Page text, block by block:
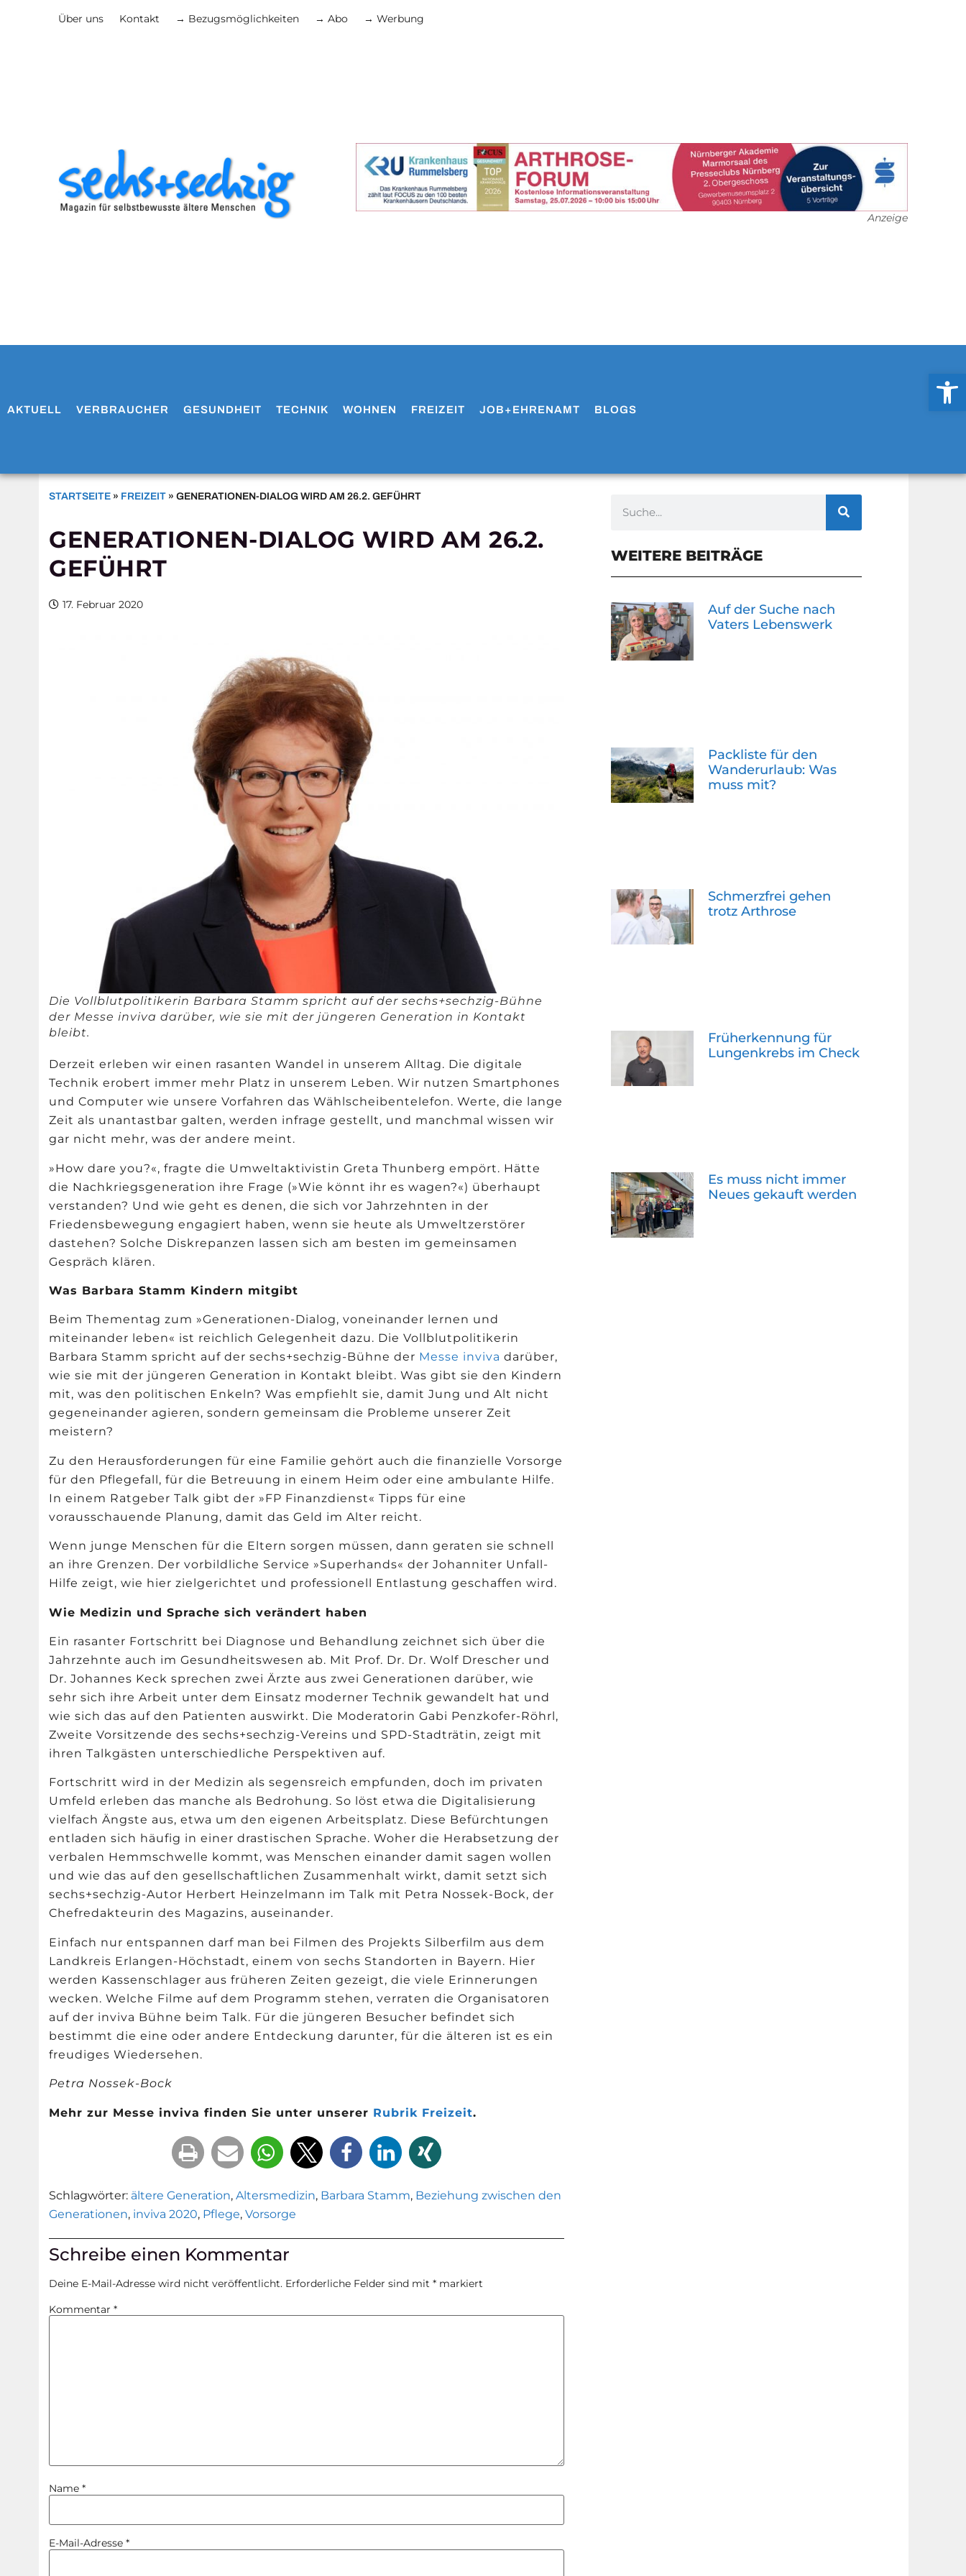
Über uns Kontakt → Bezugsmöglichkeiten → Abo → Werbung
Anzeige
AKTUELL VERBRAUCHER GESUNDHEIT TECHNIK WOHNEN FREIZEIT JOB+EHRENAMT BLOGS
STARTSEITE » FREIZEIT »GENERATIONEN-DIALOG WIRD AM 26.2. GEFÜHRT
GENERATIONEN-DIALOG WIRD AM 26.2.
GEFÜHRT
17. Februar 2020
Die Vollblutpolitikerin Barbara Stamm spricht auf der sechs+sechzig-Bühne
der Messe inviva darüber, wie sie mit der jüngeren Generation in Kontakt
bleibt.
Derzeit erleben wir einen rasanten Wandel in unserem Alltag. Die digitale
Technik erobert immer mehr Platz in unserem Leben. Wir nutzen Smartphones
und Computer wie unsere Vorfahren das Wählscheibentelefon. Werte, die lange
Zeit als unantastbar galten, werden infrage gestellt, und manchmal wissen wir
gar nicht mehr, was der andere meint.
»How dare you?«, fragte die Umweltaktivistin Greta Thunberg empört. Hätte
die Nachkriegsgeneration ihre Frage (»Wie könnt ihr es wagen?«) überhaupt
verstanden? Und wie geht es denen, die sich vor Jahrzehnten in der
Friedensbewegung engagiert haben, wenn sie heute als Umweltzerstörer
dastehen? Solche Diskrepanzen lassen sich am besten im gemeinsamen
Gespräch klären.
Was Barbara Stamm Kindern mitgibt
Beim Thementag zum »Generationen-Dialog, voneinander lernen und
miteinander leben« ist reichlich Gelegenheit dazu. Die Vollblutpolitikerin
Barbara Stamm spricht auf der sechs+sechzig-Bühne der Messe inviva darüber,
wie sie mit der jüngeren Generation in Kontakt bleibt. Was gibt sie den Kindern
mit, was den politischen Enkeln? Was empfiehlt sie, damit Jung und Alt nicht
gegeneinander agieren, sondern gemeinsam die Probleme unserer Zeit
meistern?
Zu den Herausforderungen für eine Familie gehört auch die finanzielle Vorsorge
für den Pflegefall, für die Betreuung in einem Heim oder eine ambulante Hilfe.
In einem Ratgeber Talk gibt der »FP Finanzdienst«Tipps für eine
vorausschauende Planung, damit das Geld im Alter reicht.
Wenn junge Menschen für die Eltern sorgen müssen, dann geraten sie schnell
an ihre Grenzen. Der vorbildliche Service »Superhands«der Johanniter Unfall-
Hilfe zeigt, wie hier zielgerichtet und professionell Entlastung geschaffen wird.
Wie Medizin und Sprache sich verändert haben
Ein rasanter Fortschritt bei Diagnose und Behandlung zeichnet sich über die
Jahrzehnte auch im Gesundheitswesen ab. Mit Prof. Dr. Dr. Wolf Drescher und
Dr. Johannes Keck sprechen zweiÄrzte aus zwei Generationen darüber, wie
sehr sich ihre Arbeit unter dem Einsatz moderner Technik gewandelt hat und
wie sich das auf den Patienten auswirkt. Die Moderatorin Gabi Penzkofer-Röhrl,
Zweite Vorsitzende des sechs+sechzig-Vereins und SPD-Stadträtin, zeigt mit
ihren Talkgästen unterschiedliche Perspektiven auf.
Fortschritt wird in der Medizin als segensreich empfunden, doch im privaten
Umfeld erleben das manche als Bedrohung. So löst etwa die Digitalisierung
vielfachÄngste aus, etwa um den eigenen Arbeitsplatz. Diese Befürchtungen
entladen sich häufig in einer drastischen Sprache. Woher die Herabsetzung der
verbalen Hemmschwelle kommt, was Menschen einander damit sagen wollen
und wie das auf den gesellschaftlichen Zusammenhalt wirkt, damit setzt sich
sechs+sechzig-Autor Herbert Heinzelmann im Talk mit Petra Nossek-Bock, der
Chefredakteurin des Magazins, auseinander.
Einfach nur entspannen darf man bei Filmen des Projekts Silberfilm aus dem
Landkreis Erlangen-Höchstadt, einem von sechs Standorten in Bayern. Hier
werden Kassenschlager aus früheren Zeiten gezeigt, die viele Erinnerungen
wecken. Welche Filme auf dem Programm stehen, verraten die Organisatoren
auf der inviva Bühne beim Talk. Für die jüngeren Besucher befindet sich
bestimmt die eine oder andere Entdeckung darunter, für die älteren ist es ein
freudiges Wiedersehen.
Petra Nossek-Bock
Mehr zur Messe inviva finden Sie unter unserer Rubrik Freizeit.
Schlagwörter: ältere Generation,Altersmedizin, Barbara Stamm, Beziehung zwischen den
Generationen, inviva 2020, Pflege,Vorsorge
Schreibe einen Kommentar
Deine E-Mail-Adresse wird nicht veröffentlicht. Erforderliche Felder sind mit* markiert
Kommentar*
Name*
E-Mail-Adresse*
WEITERE BEITRÄGE
Auf der Suche nach
Vaters Lebenswerk
Packliste für den
Wanderurlaub: Was
muss mit?
Schmerzfrei gehen
trotz Arthrose
Früherkennung für
Lungenkrebs im Check
Es muss nicht immer
Neues gekauft werden